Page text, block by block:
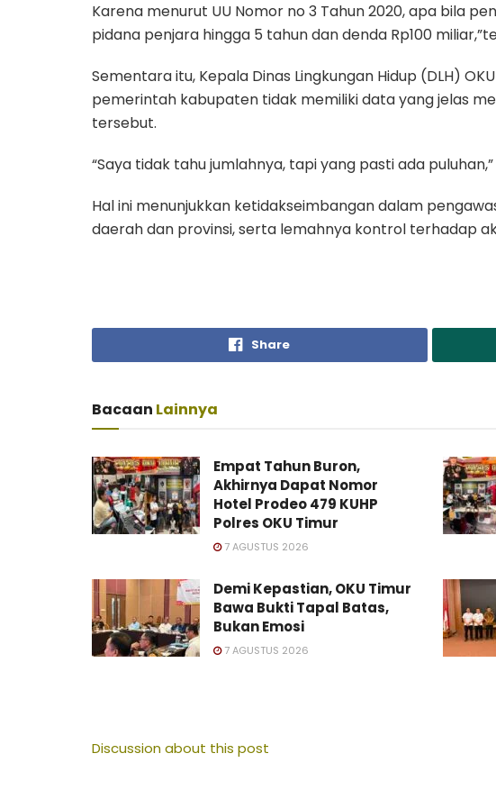
Karena menurut UU Nomor no 3 Tahun 2020, apa bila
pidana penjara hingga 5 tahun dan denda Rp100
Sementara itu, Kepala Dinas Lingkungan Hidup (DLH)
pemerintah kabupaten tidak memiliki data yang jelas
tersebut.
“Saya tidak tahu jumlahnya, tapi yang pasti ada
Hal ini menunjukkan ketidakseimbangan dalam
daerah dan provinsi, serta lemahnya kontrol terhadap
Share
Bacaan Lainnya
Empat Tahun Buron,
Akhirnya Dapat Nomor
Hotel Prodeo 479 KUHP
Polres OKU Timur
7 AGUSTUS 2026
Demi Kepastian, OKU Timur
Bawa Bukti Tapal Batas,
Bukan Emosi
7 AGUSTUS 2026
Discussion about this post